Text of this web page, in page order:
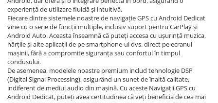
Navigatii Iveco
Navigatii Chrysler
experiență de utilizare fluidă și intuitivă.
Fiecare dintre sistemele noastre de navigație GPS cu Android Dedicat
vine cu o serie de funcții multiple, inclusiv suport pentru CarPlay și
Android Auto. Aceasta înseamnă că puteți accesa cu ușurință muzica,
hărțile și alte aplicații de pe smartphone-ul dvs. direct pe ecranul
mașinii, fără a compromite siguranța sau confortul în timpul
condusului.
De asemenea, modelele noastre premium includ tehnologie DSP
(Digital Signal Processing), asigurând un sunet de înaltă calitate,
indiferent de mediul audio din mașină. Cu aceste Navigații GPS cu
Android Dedicat, puteți avea certitudinea că veți beneficia de cea mai